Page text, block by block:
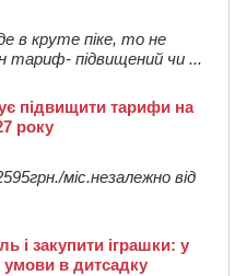
в круте піке, то не
тариф- підвищений чи ...
підвищити тарифи на
року
міс.незалежно від
і закупити іграшки: у
в дитсадку